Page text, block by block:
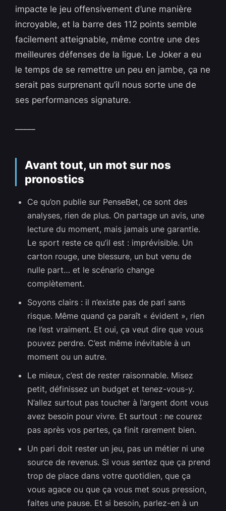
impacte le jeu offensivement d’une manière
incroyable, et la barre des 112 points semble
facilement atteignable, même contre une des
meilleures défenses de la ligue. Le Joker a eu
le temps de se remettre un peu en jambe, ça ne
serait pas surprenant qu’il nous sorte une de
ses performances signature.
Avant tout, un mot sur nos
pronostics
Ce qu’on publie sur PenseBet, ce sont des
analyses, rien de plus. On partage un avis, une
lecture du moment, mais jamais une garantie.
Le sport reste ce qu’il est : imprévisible. Un
carton rouge, une blessure, un but venu de
nulle part… et le scénario change
complètement.
Soyons clairs : il n’existe pas de pari sans
risque. Même quand ça paraît « évident », rien
ne l’est vraiment. Et oui, ça veut dire que vous
pouvez perdre. C’est même inévitable à un
moment ou un autre.
Le mieux, c’est de rester raisonnable. Misez
petit, définissez un budget et tenez-vous-y.
N’allez surtout pas toucher à l’argent dont vous
avez besoin pour vivre. Et surtout : ne courez
pas après vos pertes, ça finit rarement bien.
Un pari doit rester un jeu, pas un métier ni une
source de revenus. Si vous sentez que ça prend
trop de place dans votre quotidien, que ça
vous agace ou que ça vous met sous pression,
faites une pause. Et si besoin, parlez-en à un